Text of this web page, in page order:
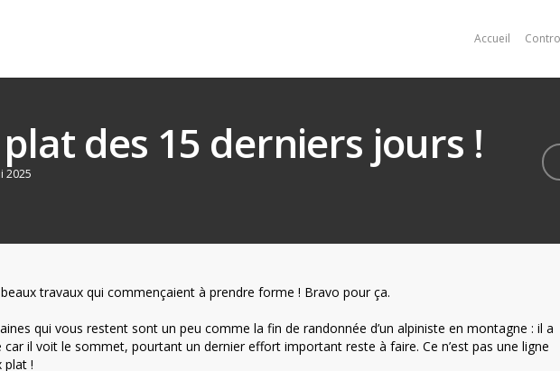
Accueil
des 15 derniers jours !
2025
travaux qui commençaient à prendre forme ! Bravo pour ça.
qui vous restent sont un peu comme la fin de randonnée d’un alpiniste en montagne : il a
car il voit le sommet, pourtant un dernier effort important reste à faire. Ce n’est pas une ligne
plat !